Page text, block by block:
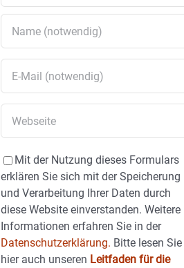
Mit der Nutzung dieses Formulars
erklären Sie sich mit der Speicherung
und Verarbeitung Ihrer Daten durch
diese Website einverstanden. Weitere
Informationen erfahren Sie in der
Datenschutzerklärung. Bitte lesen Sie
hier auch unseren Leitfaden für die